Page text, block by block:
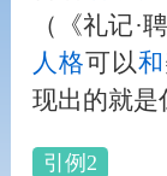
（《礼记·
人 格可以和
现出的就是
引例2